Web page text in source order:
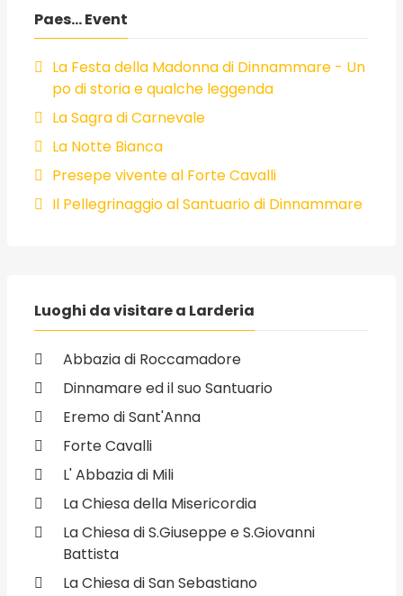
Paes... Event
La Festa della Madonna di Dinnammare - Un
po di storia e qualche leggenda
La Sagra di Carnevale
La Notte Bianca
Presepe vivente al Forte Cavalli
Il Pellegrinaggio al Santuario di Dinnammare
Luoghi da visitare a Larderia
Abbazia di Roccamadore
Dinnamare ed il suo Santuario
Eremo di Sant'Anna
Forte Cavalli
L' Abbazia di Mili
La Chiesa della Misericordia
La Chiesa di S.Giuseppe e S.Giovanni
Battista
La Chiesa di San Sebastiano